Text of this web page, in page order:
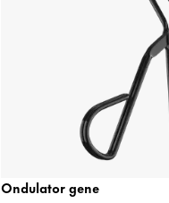
Ondulator gene